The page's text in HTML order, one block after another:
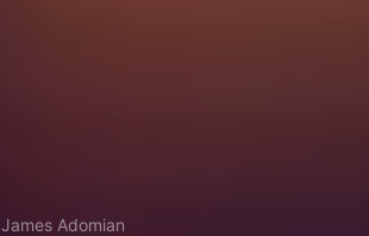
James Adomian